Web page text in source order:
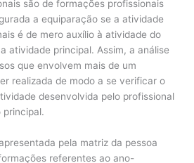
são de formações profissionais
a equiparação se a atividade
é de mero auxílio à atividade do
atividade principal. Assim, a análise
que envolvem mais de um
realizada de modo a se verificar o
desenvolvida pelo profissional
principal.
pela matriz da pessoa
referentes ao ano-